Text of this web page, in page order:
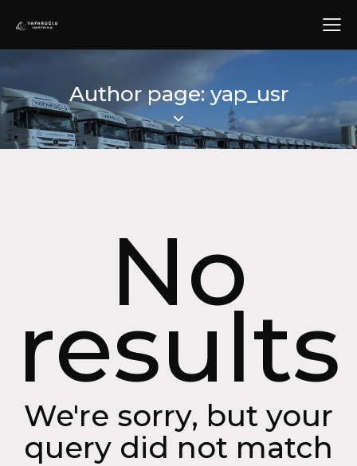
Author page: yap_usr
No
results
We're sorry, but your
query did not match